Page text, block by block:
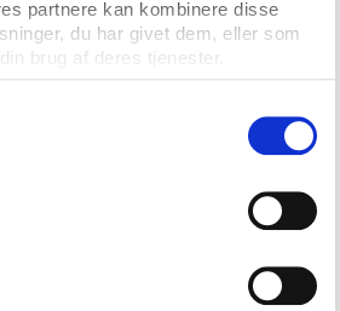
partnere kan kombinere disse
du har givet dem, eller som
brug af deres tjenester.
aktiviteter i
Men
hvert fjerde år – og dermed
ind imellem være rart med en